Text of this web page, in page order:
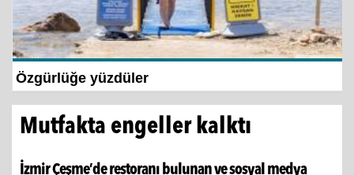
Özgürlüğe yüzdüler
Mutfakta engeller kalktı